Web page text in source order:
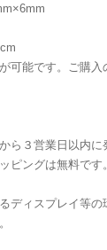
可能です。ご購入
ら３営業日以内に
ピングは無料で
ディスプレイ等